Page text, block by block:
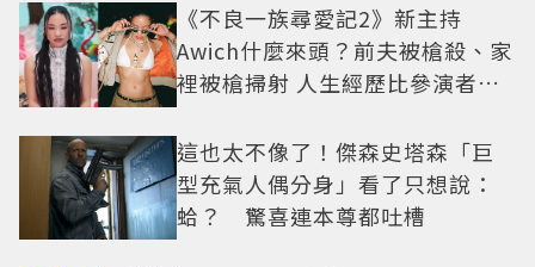
《不良一族尋愛記2》新主持
Awich什麼來頭？前夫被槍殺、家
裡被槍掃射 人生經歷比參演者還
這也太不像了！傑森史塔森「巨
型充氣人偶分身」看了只想說：
蛤？ 驚喜連本尊都吐槽